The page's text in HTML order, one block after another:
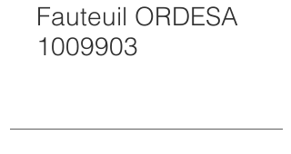
Fauteuil ORDESA
1009903